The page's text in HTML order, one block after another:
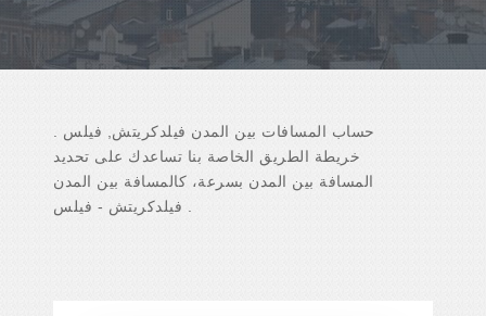
حساب المسافات بين المدن فيلدكريتش, فيلس .
خريطة الطريق الخاصة بنا تساعدك على تحديد
المسافة بين المدن بسرعة، كالمسافة بين المدن